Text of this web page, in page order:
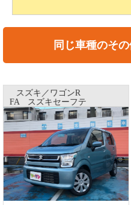
同じ車種のそ
スズキ／ワゴンR FA
セーフティサポート
非装着車